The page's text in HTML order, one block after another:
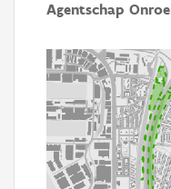
Agentschap